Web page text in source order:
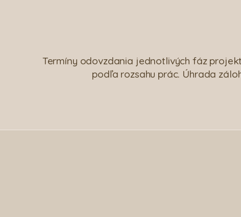
Termíny odovzdania jednotlivých fáz
podľa rozsahu prác. Úhrada